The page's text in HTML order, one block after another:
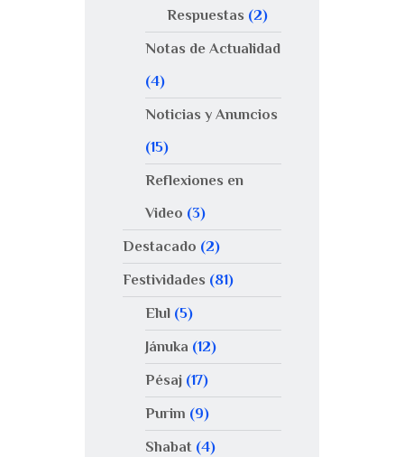
Respuestas (2)
Notas de Actualidad
(4)
Noticias y Anuncios
(15)
Reflexiones en
Video (3)
Destacado (2)
Festividades (81)
Elul(5)
Jánuka (12)
Pésaj(17)
Purim (9)
Shabat(4)